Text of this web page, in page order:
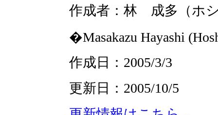
作成者：林 成多（ホ
�Masakazu Hayashi
作成日：2005/3/3
更新日：2005/10/5